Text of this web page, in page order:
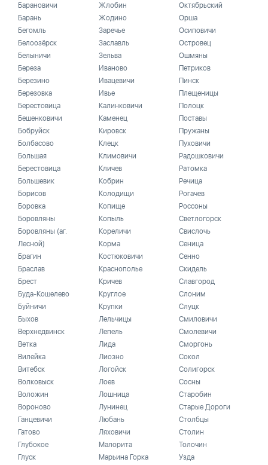
Барановичи
Барань
Бегомль
Белоозёрск
Белыничи
Береза
Березино
Березовка
Берестовица
Бешенковичи
Бобруйск
Болбасово
Большая
Берестовица
Большевик
Борисов
Боровка
Боровляны
Боровляны (аг.
Лесной)
Брагин
Браслав
Брест
Буда-Кошелево
Буйничи
Быхов
Верхнедвинск
Ветка
Вилейка
Витебск
Волковыск
Воложин
Вороново
Ганцевичи
Гатово
Глубокое
Глуск
Жлобин
Жодино
Заречье
Заславль
Зельва
Иваново
Ивацевичи
Ивье
Калинковичи
Каменец
Кировск
Клецк
Климовичи
Кличев
Кобрин
Колодищи
Копище
Копыль
Кореличи
Корма
Костюковичи
Краснополье
Кричев
Круглое
Крупки
Лельчицы
Лепель
Лида
Лиозно
Логойск
Лоев
Лошница
Лунинец
Любань
Ляховичи
Малорита
Марьина Горка
Октябрьский
Орша
Осиповичи
Островец
Ошмяны
Петриков
Пинск
Плещеницы
Полоцк
Поставы
Пружаны
Пуховичи
Радошковичи
Ратомка
Речица
Рогачев
Россоны
Светлогорск
Свислочь
Сеница
Сенно
Скидель
Славгород
Слоним
Слуцк
Смиловичи
Смолевичи
Сморгонь
Сокол
Солигорск
Сосны
Старобин
Старые Дороги
Столбцы
Столин
Толочин
Узда